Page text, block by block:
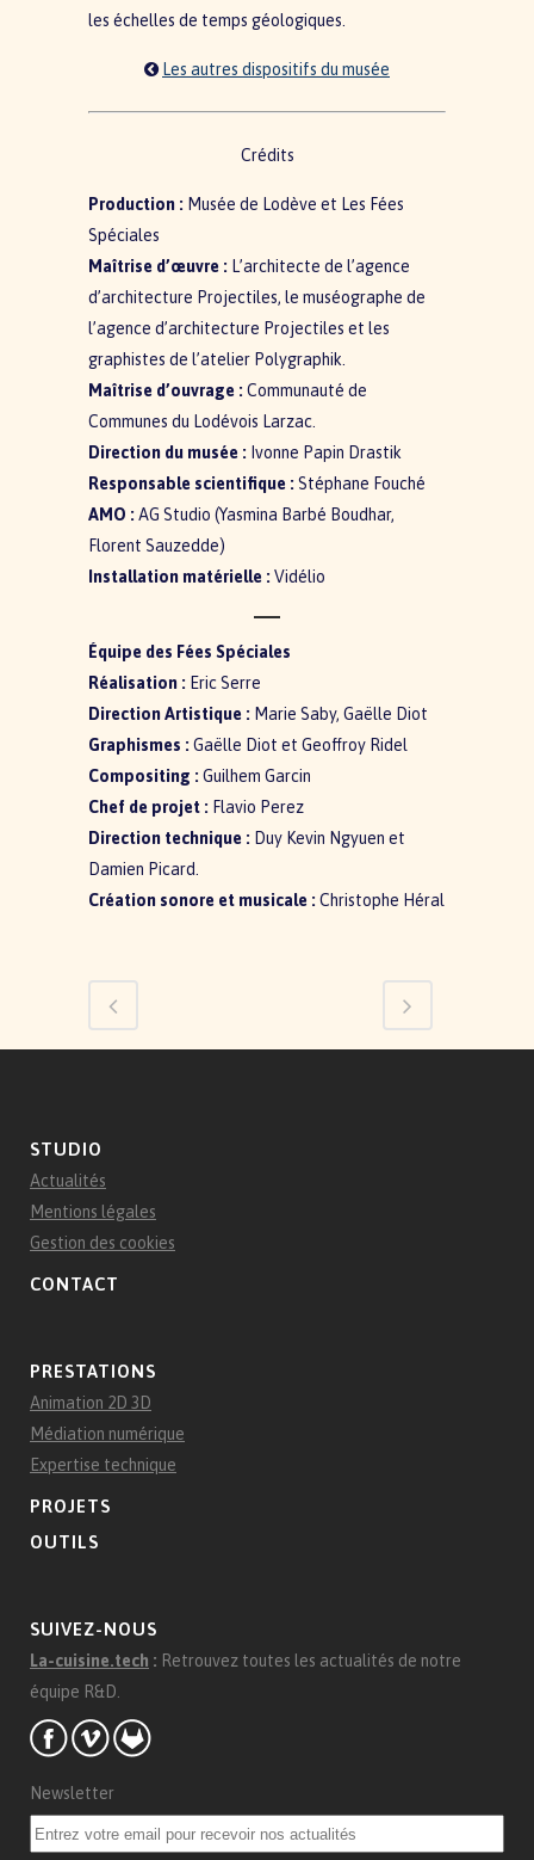
les échelles de temps géologiques.
Les autres dispositifs du musée
Crédits
Production : Musée de Lodève et Les Fées
Spéciales
Maîtrise d’œuvre : L’architecte de l’agence
d’architecture Projectiles, le muséographe de
l’agence d’architecture Projectiles et les
graphistes de l’atelier Polygraphik.
Maîtrise d’ouvrage : Communauté de
Communes du Lodévois Larzac.
Direction du musée : Ivonne Papin Drastik
Responsable scientifique : Stéphane Fouché
AMO : AG Studio (Yasmina Barbé Boudhar,
Florent Sauzedde)
Installation matérielle : Vidélio
Équipe des Fées Spéciales
Réalisation : Eric Serre
Direction Artistique : Marie Saby, Gaëlle Diot
Graphismes : Gaëlle Diot et Geoffroy Ridel
Compositing : Guilhem Garcin
Chef de projet : Flavio Perez
Direction technique : Duy Kevin Ngyuen et
Damien Picard.
Création sonore et musicale : Christophe Héral
STUDIO
Actualités
Mentions légales
Gestion des cookies
CONTACT
PRESTATIONS
Animation 2D 3D
Médiation numérique
Expertise technique
PROJETS
OUTILS
SUIVEZ-NOUS
La-cuisine.tech : Retrouvez toutes les actualités de notre
équipe R&D.
Newsletter